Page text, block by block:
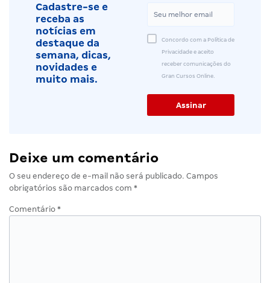
Cadastre-se e
receba as
notícias em
destaque da
semana, dicas,
novidades e
muito mais.
Concordo com a Política de
Privacidade e aceito
receber comunicações do
Gran Cursos Online.
Deixe um comentário
O seu endereço de e-mail não será publicado. Campos
obrigatórios são marcados com *
Comentário *